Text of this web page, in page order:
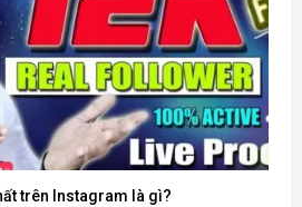
trên Instagram là gì?